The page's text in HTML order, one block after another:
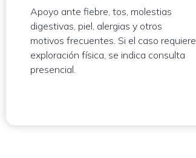
Apoyo ante fiebre, tos, molestias
digestivas, piel, alergias y otros
motivos frecuentes. Si el caso requiere
exploración física, se indica consulta
presencial.